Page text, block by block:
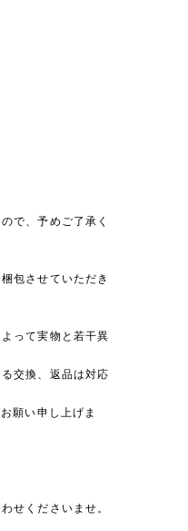
で、予めご了承く
包させていただき
って実物と若干異
交換、返品は対応
願い申し上げま
せくださいませ。